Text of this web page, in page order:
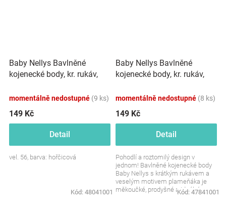
Baby Nellys Bavlněné
kojenecké body, kr. rukáv,
momentálně nedostupné (9 ks)
149 Kč
Detail
vel. 56, barva: hořčicová
Kód: 48041001
Baby Nellys Bavlněné
kojenecké body, kr. rukáv,
momentálně nedostupné (8 ks)
149 Kč
Detail
Pohodlí a roztomilý design v
jednom! Bavlněné kojenecké body
Baby Nellys s krátkým rukávem a
veselým motivem plameňáka je
měkoučké, prodyšné a ideální pro
Kód: 47841001